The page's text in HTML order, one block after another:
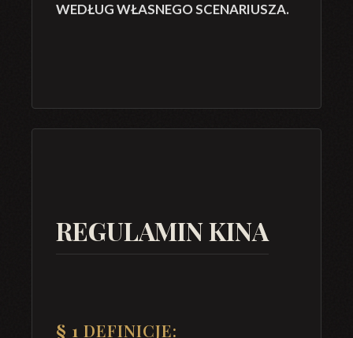
WEDŁUG WŁASNEGO SCENARIUSZA.
REGULAMIN KINA
§ 1 DEFINICJE: